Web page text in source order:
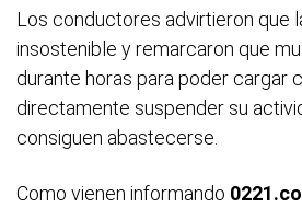
Los conductores advirtieron que
insostenible y remarcaron que
durante horas para poder cargar
directamente suspender su
consiguen abastecerse.
Como vienen informando